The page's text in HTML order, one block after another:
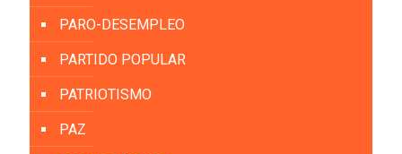
PARO-DESEMPLEO
PARTIDO POPULAR
PATRIOTISMO
PAZ